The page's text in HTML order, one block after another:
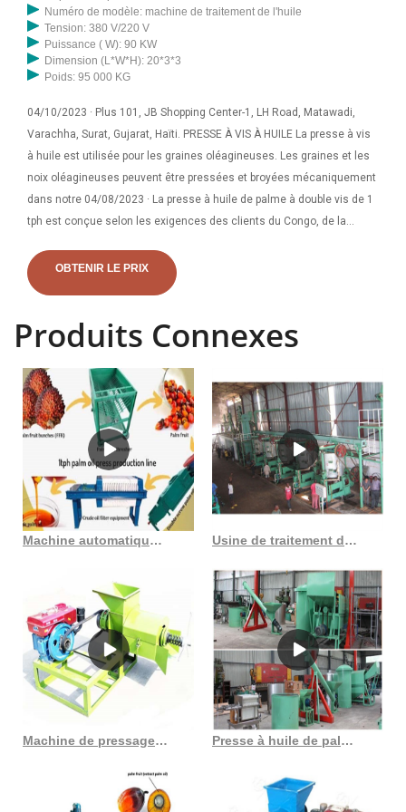
Numéro de modèle: machine de traitement de l'huile
Tension: 380 V/220 V
Puissance ( W): 90 KW
Dimension (L*W*H): 20*3*3
Poids: 95 000 KG
04/10/2023 · Plus 101, JB Shopping Center-1, LH Road, Matawadi,
Varachha, Surat, Gujarat, Haïti. PRESSE À VIS À HUILE La presse à vis
à huile est utilisée pour les graines oléagineuses. Les graines et les
noix oléagineuses peuvent être pressées et broyées mécaniquement
dans notre 04/08/2023 · La presse à huile de palme à double vis de 1
tph est conçue selon les exigences des clients du Congo, de la
tph est atelier familial très approprié ou moulin à huile de palme à
petite échelle. Un moulin à huile de palme à presse à vis a été conçu
Puisqu’il peut mécaniser le processus d’extraction de l’huile de palme
presse à vis n’est pas seulement adapté. Pour répondre aux
différentes capacités de production d'huile de palmiste, nous
proposons trois principaux types de machines d'expulsion,
notamment une petite presse à vis, une presse combinée et une
grande presse. Toute la machine d'expulsion d'huile de palmiste
conçue par ABC Mach Utilisation principale pour l'expulseur d'huile de
palmiste Nos ingénieurs étudient et développent ce nouvel expulseur
d'huile de palmiste selon la suggestion et l'expérience du plus grand
nombre d'utilisateurs. Après deux ans de tests et d'utilisation, ce qui
montre que c'est le plus gros Pal. Environ 98 % d'entre eux sont des
presses à huile. Une large gamme d'options de expulseur à vis d'huile
s'offre à vous, comme la garantie des composants principaux, le site
de service local et les principaux arguments de vente.
OBTENIR LE PRIX
Produits Connexes
Machine automatique de presse à huile de soja de noyau de palme d’arachide à faible bruit Usine de traitement d’huile de palme brute aux Philippines
Machine de pressage de graines oléagineuses de palmiste au Gabon Presse à huile de palme automatique combinée série amec6yl 2023, offre spéciale